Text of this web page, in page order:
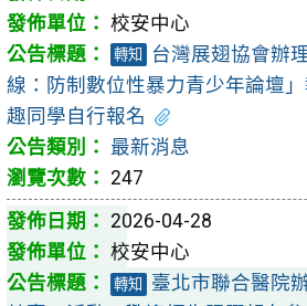
校安中心
轉知
台灣展翅協會辦
線：防制數位性暴力青少年論壇
趣同學自行報名
最新消息
247
2026-04-28
校安中心
轉知
臺北市聯合醫院